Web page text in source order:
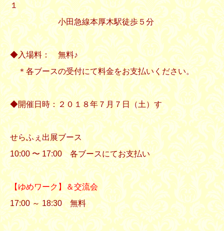
１
小田急線本厚木駅徒歩５分
◆入場料： 無料♪
＊各ブースの受付にて料金をお支払いください。
◆開催日時：２０１８年７月７日（土）す
せらふぇ出展ブース
10:00 〜 17:00 各ブースにてお支払い
【ゆめワーク】＆交流会
17:00 ～ 18:30 無料